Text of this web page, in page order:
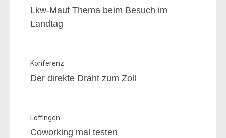
Lkw-Maut Thema beim Besuch im
Landtag
Konferenz
Der direkte Draht zum Zoll
Löffingen
Coworking mal testen